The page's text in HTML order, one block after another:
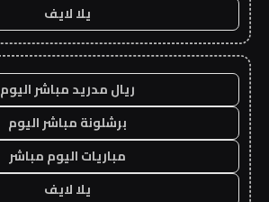
يلا لايف
ريال مدريد مباشر اليوم
برشلونة مباشر اليوم
مباريات اليوم مباشر
يلا لايف